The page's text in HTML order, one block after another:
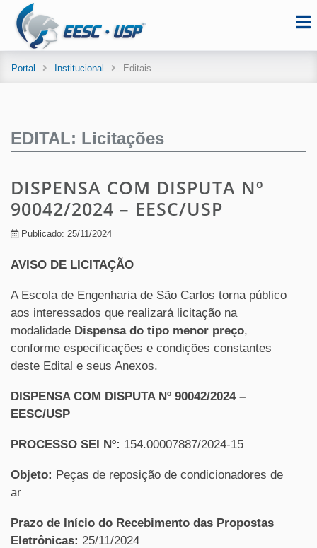
Portal Institucional Editais
EDITAL: Licitações
DISPENSA COM DISPUTA Nº
90042/2024 – EESC/USP
Publicado: 25/11/2024
AVISO DE LICITAÇÃO
A Escola de Engenharia de São Carlos torna público
aos interessados que realizará licitação na
modalidade Dispensa do tipo menor preço,
conforme especificações e condições constantes
deste Edital e seus Anexos.
DISPENSA COM DISPUTA Nº 90042/2024 –
EESC/USP
PROCESSO SEI Nº: 154.00007887/2024-15
Objeto: Peças de reposição de condicionadores de
ar
Prazo de Início do Recebimento das Propostas
Eletrônicas: 25/11/2024